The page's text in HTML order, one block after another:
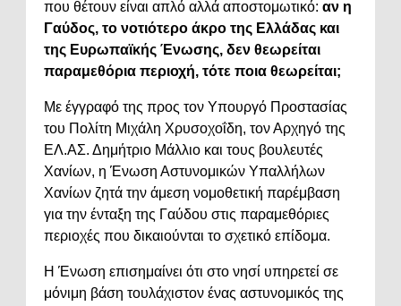
που θέτουν είναι απλό αλλά αποστομωτικό: αν η
Γαύδος, το νοτιότερο άκρο της Ελλάδας και
της Ευρωπαϊκής Ένωσης, δεν θεωρείται
παραμεθόρια περιοχή, τότε ποια θεωρείται;
Με έγγραφό της προς τον Υπουργό Προστασίας
του Πολίτη Μιχάλη Χρυσοχοΐδη, τον Αρχηγό της
ΕΛ.ΑΣ. Δημήτριο Μάλλιο και τους βουλευτές
Χανίων, η Ένωση Αστυνομικών Υπαλλήλων
Χανίων ζητά την άμεση νομοθετική παρέμβαση
για την ένταξη της Γαύδου στις παραμεθόριες
περιοχές που δικαιούνται το σχετικό επίδομα.
Η Ένωση επισημαίνει ότι στο νησί υπηρετεί σε
μόνιμη βάση τουλάχιστον ένας αστυνομικός της